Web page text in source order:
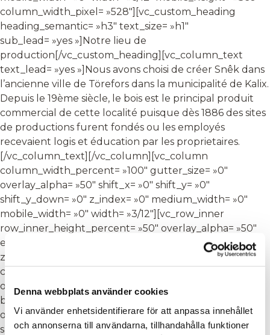
Denna webbplats använder cookies
Vi använder enhetsidentifierare för att anpassa innehållet
och annonserna till användarna, tillhandahålla funktioner
column_width_pixel= »528″][vc_custom_heading
heading_semantic= »h3″ text_size= »h1″
sub_lead= »yes »]Notre lieu de
production[/vc_custom_heading][vc_column_text
text_lead= »yes »]Nous avons choisi de créer Snêk dans
l’ancienne ville de Törefors dans la municipalité de Kalix.
Depuis le 19ème siècle, le bois est le principal produit
commercial de cette localité puisque dès 1886 des sites
de productions furent fondés ou les employés
recevaient logis et éducation par les proprietaires.
[/vc_column_text][/vc_column][vc_column
column_width_percent= »100″ gutter_size= »0″
overlay_alpha= »50″ shift_x= »0″ shift_y= »0″
shift_y_down= »0″ z_index= »0″ medium_width= »0″
mobile_width= »0″ width= »3/12″][vc_row_inner
row_inner_height_percent= »50″ overlay_alpha= »50″
equal_height= »yes » gutter_size= »0″ shift_y= »0″
z_index= »0″ limit_content= » »][vc_column_inner
column_width_percent= »100″ gutter_size= »2″
override_padding= »yes » column_padding= »4″
back_color= »color-wayh » back_image= »16399″
overlay_alpha= »50″ shift_x= »0″ shift_y= »0″
shift_y_down= »0″ z_index= »0″ medium_width= »0″